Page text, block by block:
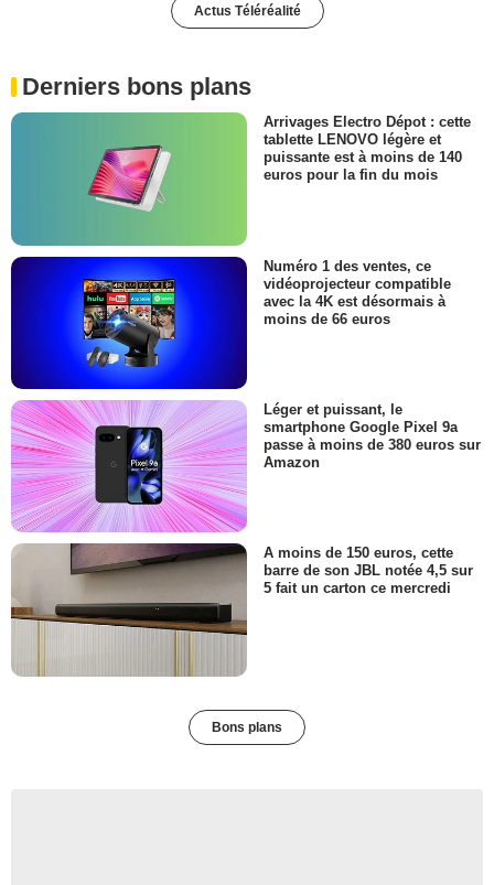
Actus Téléréalité
Derniers bons plans
Arrivages Electro Dépot : cette
tablette LENOVO légère et
puissante est à moins de 140
euros pour la fin du mois
Numéro 1 des ventes, ce
vidéoprojecteur compatible
avec la 4K est désormais à
moins de 66 euros
Léger et puissant, le
smartphone Google Pixel 9a
passe à moins de 380 euros sur
Amazon
A moins de 150 euros, cette
barre de son JBL notée 4,5 sur
5 fait un carton ce mercredi
Bons plans